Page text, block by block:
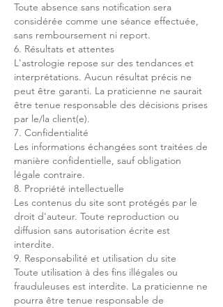
Toute absence sans notification sera
considérée comme une séance effectuée,
sans remboursement ni report.
6. Résultats et attentes
L'astrologie repose sur des tendances et
interprétations. Aucun résultat précis ne
peut être garanti. La praticienne ne saurait
être tenue responsable des décisions prises
par le/la client(e).
7. Confidentialité
Les informations échangées sont traitées de
manière confidentielle, sauf obligation
légale contraire.
8. Propriété intellectuelle
Les contenus du site sont protégés par le
droit d'auteur. Toute reproduction ou
diffusion sans autorisation écrite est
interdite.
9. Responsabilité et utilisation du site
Toute utilisation à des fins illégales ou
frauduleuses est interdite. La praticienne ne
pourra être tenue responsable de